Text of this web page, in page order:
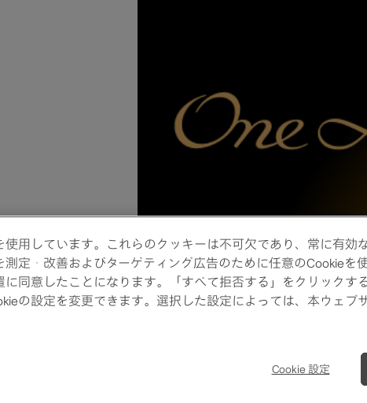
用しています。これらのクッキーは不可欠であり、常に有
定・改善およびターゲティング広告のために任意のCookieを
同意したことになります。「すべて拒否する」をクリック
の設定を変更できます。選択した設定によっては、本ウェ
Cookie 設定